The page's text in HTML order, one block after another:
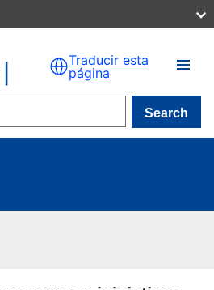
Traducir esta
página
Search